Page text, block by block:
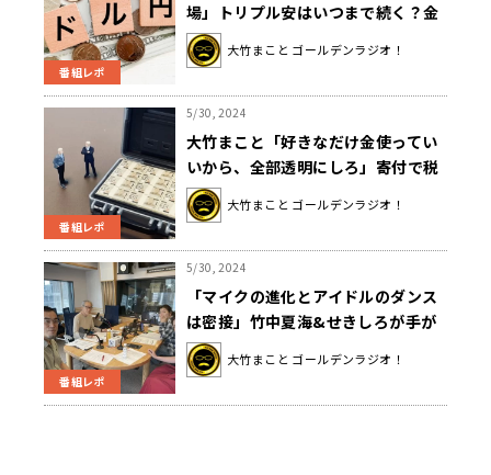
番組レポ
場」トリプル安はいつまで続く？金
子氏「１週間後の日銀金融政策決定
会合で金融緩和の是非に迫られる」
大竹まこと ゴールデンラジオ！
番組レポ
5/30, 2024
大竹まこと「好きなだけ金使ってい
いから、全部透明にしろ」寄付で税
優遇疑いについて
大竹まこと ゴールデンラジオ！
番組レポ
5/30, 2024
「マイクの進化とアイドルのダンス
は密接」竹中夏海&せきしろが手が
けるアイドルコントとは？
大竹まこと ゴールデンラジオ！